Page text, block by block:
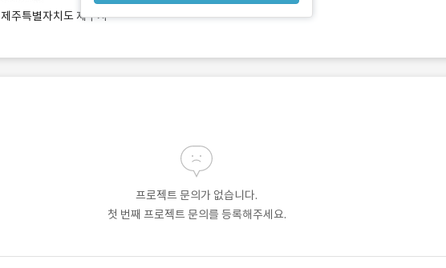
제주특별자치도 제주시
프로젝트 문의가 없습니다.
첫 번째 프로젝트 문의를 등록해주세요.